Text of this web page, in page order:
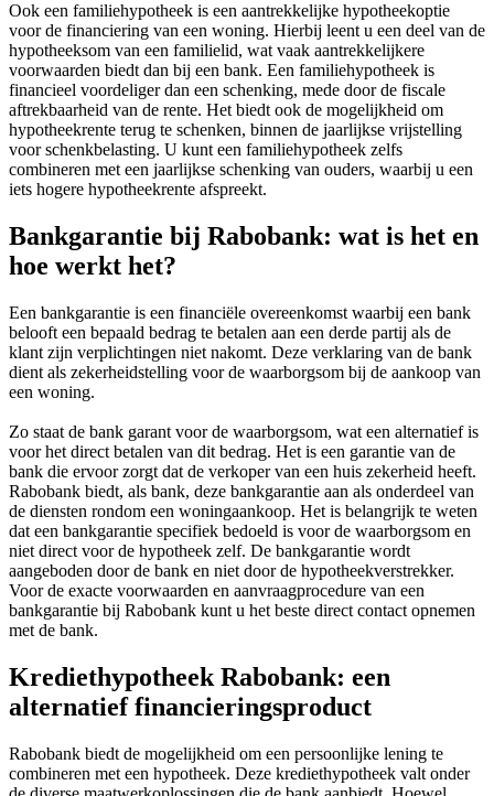
Ook een familiehypotheek is een aantrekkelijke hypotheekoptie
voor de financiering van een woning. Hierbij leent u een deel van de
hypotheeksom van een familielid, wat vaak aantrekkelijkere
voorwaarden biedt dan bij een bank. Een familiehypotheek is
financieel voordeliger dan een schenking, mede door de fiscale
aftrekbaarheid van de rente. Het biedt ook de mogelijkheid om
hypotheekrente terug te schenken, binnen de jaarlijkse vrijstelling
voor schenkbelasting. U kunt een familiehypotheek zelfs
combineren met een jaarlijkse schenking van ouders, waarbij u een
iets hogere hypotheekrente afspreekt.
Bankgarantie bij Rabobank: wat is het en
hoe werkt het?
Een bankgarantie is een financiële overeenkomst waarbij een bank
belooft een bepaald bedrag te betalen aan een derde partij als de
klant zijn verplichtingen niet nakomt. Deze verklaring van de bank
dient als zekerheidstelling voor de waarborgsom bij de aankoop van
een woning.
Zo staat de bank garant voor de waarborgsom, wat een alternatief is
voor het direct betalen van dit bedrag. Het is een garantie van de
bank die ervoor zorgt dat de verkoper van een huis zekerheid heeft.
Rabobank biedt, als bank, deze bankgarantie aan als onderdeel van
de diensten rondom een woningaankoop. Het is belangrijk te weten
dat een bankgarantie specifiek bedoeld is voor de waarborgsom en
niet direct voor de hypotheek zelf. De bankgarantie wordt
aangeboden door de bank en niet door de hypotheekverstrekker.
Voor de exacte voorwaarden en aanvraagprocedure van een
bankgarantie bij Rabobank kunt u het beste direct contact opnemen
met de bank.
Krediethypotheek Rabobank: een
alternatief financieringsproduct
Rabobank biedt de mogelijkheid om een persoonlijke lening te
combineren met een hypotheek. Deze krediethypotheek valt onder